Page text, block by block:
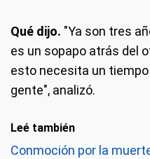
Qué dijo. "Ya son tres
es un sopapo atrás del
esto necesita un tiempo
gente", analizó.
Leé también
Conmoción por la